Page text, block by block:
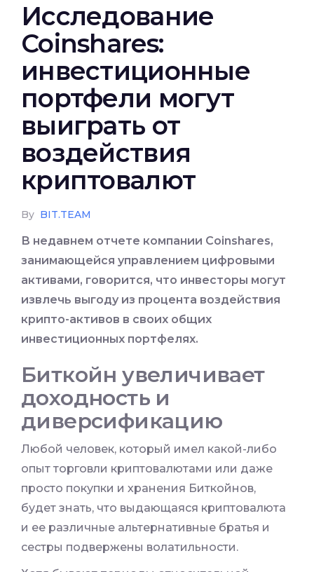
Исследование
Coinshares:
инвестиционные
портфели могут
выиграть от
воздействия
криптовалют
By BIT.TEAM
В недавнем отчете компании Coinshares,
занимающейся управлением цифровыми
активами, говорится, что инвесторы могут
извлечь выгоду из процента воздействия
крипто-активов в своих общих
инвестиционных портфелях.
Биткойн увеличивает
доходность и
диверсификацию
Любой человек, который имел какой-либо
опыт торговли криптовалютами или даже
просто покупки и хранения Биткойнов,
будет знать, что выдающаяся криптовалюта
и ее различные альтернативные братья и
сестры подвержены волатильности.